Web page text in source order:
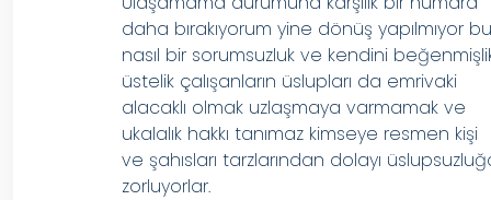
daha bırakıyorum yine dönüş yapılmıyor
nasıl bir sorumsuzluk ve kendini
üstelik çalışanların üslupları da emrivaki
alacaklı olmak uzlaşmaya varmamak ve
ukalalık hakkı tanımaz kimseye resmen kişi
ve şahısları tarzlarından dolayı
zorluyorlar.